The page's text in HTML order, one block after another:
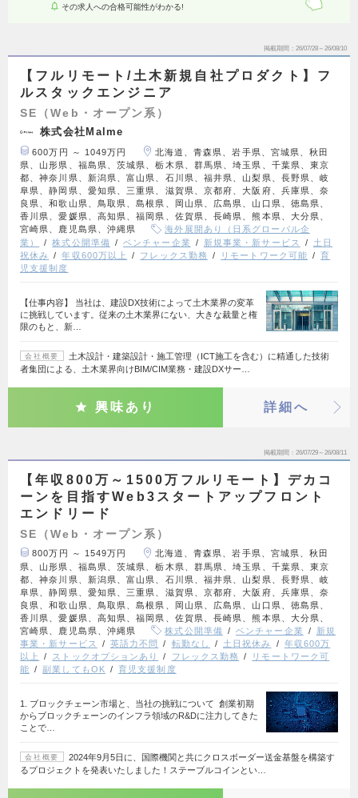
その求人への合格可能性がわかる!
掲載期間 26/07/28～26/08/10
【フルリモート/土木新規自社プロダクト】フ
ルスタックエンジニア
SE（Web・オープン系）
株式会社Malme
600万円 ～ 1049万円
北海道、青森県、岩手県、宮城県、秋田
県、山形県、福島県、茨城県、栃木県、群馬県、埼玉県、千葉県、東京
都、神奈川県、新潟県、富山県、石川県、福井県、山梨県、長野県、岐
阜県、静岡県、愛知県、三重県、滋賀県、京都府、大阪府、兵庫県、奈
良県、和歌山県、鳥取県、島根県、岡山県、広島県、山口県、徳島県、
香川県、愛媛県、高知県、福岡県、佐賀県、長崎県、熊本県、大分県、
宮崎県、鹿児島県、沖縄県
海外展開あり（日系グローバル企
業）
株式公開準備 ベンチャー企業 新規事業・新サービス
土日
祝休み
年収600万以上 フレックス勤務 リモートワーク可能
育
児支援制度
【仕事内容】 当社は、建設DX技術によって土木業界の変革
に挑戦しています。従来の土木業界にない、大きな裁量と権
限のもと、新…
会社概要
土木設計・建築設計・施工管理（ICT施工を含む）に精通した技術
者集団による、土木業界向けBIM/CIM業務・建設DXサー…
興味あり 詳細へ
掲載期間 26/07/29～26/08/11
【年収800万～1500万フルリモート】デカコ
ーンを目指すWeb3スタートアップフロント
エンドリード
SE（Web・オープン系）
800万円 ～ 1549万円
北海道、青森県、岩手県、宮城県、秋田
県、山形県、福島県、茨城県、栃木県、群馬県、埼玉県、千葉県、東京
都、神奈川県、新潟県、富山県、石川県、福井県、山梨県、長野県、岐
阜県、静岡県、愛知県、三重県、滋賀県、京都府、大阪府、兵庫県、奈
良県、和歌山県、鳥取県、島根県、岡山県、広島県、山口県、徳島県、
香川県、愛媛県、高知県、福岡県、佐賀県、長崎県、熊本県、大分県、
宮崎県、鹿児島県、沖縄県
株式公開準備 ベンチャー企業
新規
事業・新サービス
英語力不問 転勤なし 土日祝休み
年収600万
以上
ストックオプションあり フレックス勤務
リモートワーク可
能
副業してもOK 育児支援制度
1. ブロックチェーン市場と、当社の挑戦について 創業初期
からブロックチェーンのインフラ領域のR&Dに注力してきた
ことで…
会社概要
2024年9月5日に、国際機関と共にクロスボーダー送金基盤を構築す
るプロジェクトを発表いたしました！ステーブルコインとい…